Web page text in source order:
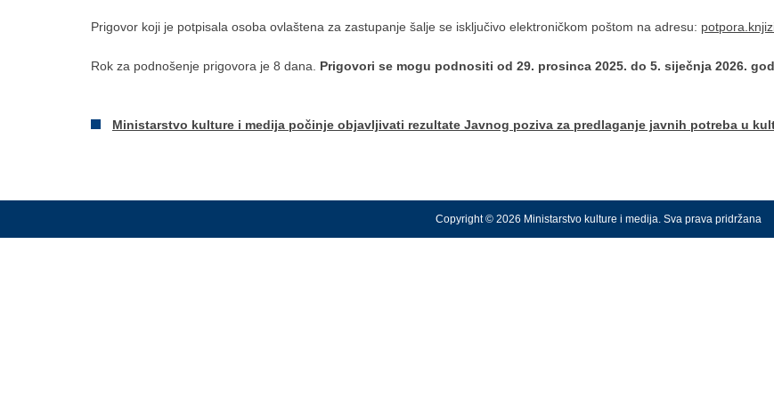
Prigovor koji je potpisala osoba ovlaštena za zastupanje šalje se isključivo elektroničkom poštom na adresu:
Rok za podnošenje prigovora je 8 dana. Prigovori se mogu podnositi od 29. prosinca 2025. do 5. siječnja 2026.
Ministarstvo kulture i medija počinje objavljivati rezultate Javnog poziva za predlaganje javnih potreba u
Copyright © 2026 Ministarstvo kulture i medija. Sva prava pridržana